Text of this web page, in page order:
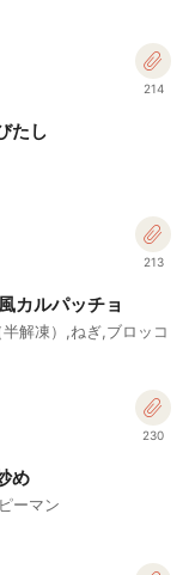
214
たし
213
カルパッチョ
解凍）,ねぎ,ブロッコ
230
め
ーマン